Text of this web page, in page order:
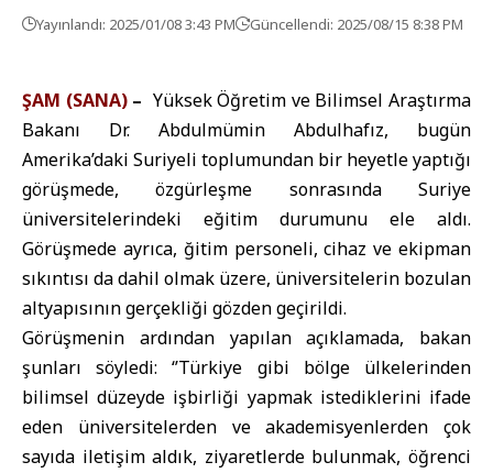
Yayınlandı: 2025/01/08 3:43 PM Güncellendi: 2025/08/15 8:38 PM
ŞAM (SANA)– Yüksek Öğretim ve Bilimsel Araştırma
Bakanı Dr. Abdulmümin Abdulhafız, bugün
Amerika’daki Suriyeli toplumundan bir heyetle yaptığı
görüşmede, özgürleşme sonrasında Suriye
üniversitelerindeki eğitim durumunu ele aldı.
Görüşmede ayrıca, ğitim personeli, cihaz ve ekipman
sıkıntısı da dahil olmak üzere, üniversitelerin bozulan
altyapısının gerçekliği gözden geçirildi.
Görüşmenin ardından yapılan açıklamada, bakan
şunları söyledi: ‘’Türkiye gibi bölge ülkelerinden
bilimsel düzeyde işbirliği yapmak istediklerini ifade
eden üniversitelerden ve akademisyenlerden çok
sayıda iletişim aldık, ziyaretlerde bulunmak, öğrenci